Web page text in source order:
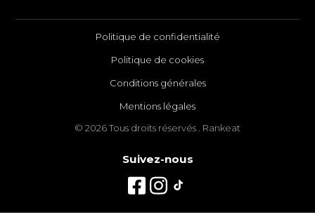
Politique de confidentialité
Politique de cookies
Conditions générales
Mentions légales
© 2026 Tous droits réservés . Rankeat
Suivez-nous